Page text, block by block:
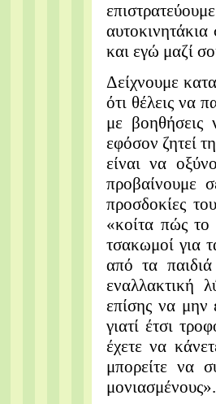
και εγώ μαζί
Δείχνουμε
ότι θέλεις να
με βοηθήσεις
εφόσον ζητεί
είναι να
προβαίνουμε
προσδοκίες
«κοίτα πώς το
τσακωμοί για
από τα
εναλλακτική
επίσης να μην
γιατί έτσι
έχετε να
μπορείτε να
μονιασμένους».